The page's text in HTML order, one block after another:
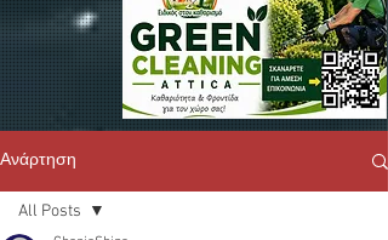
Ανάρτηση
All Posts